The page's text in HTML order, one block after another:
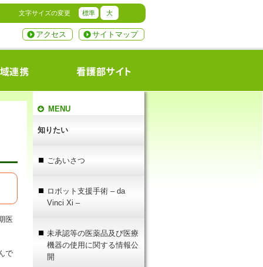
文字サイズの変更 標準 大
サイトマップ
アクセス
医
で
MENU
知りたい
ごあいさつ
ロボット支援手術 – da
Vinci Xi –
未承認等の医薬品及び医療
機器の使用に関する情報公
開